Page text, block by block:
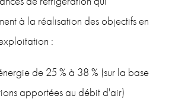
à la réalisation des objectifs en
:
de 25 % à 38 % (sur la base
apportées au débit d'air)